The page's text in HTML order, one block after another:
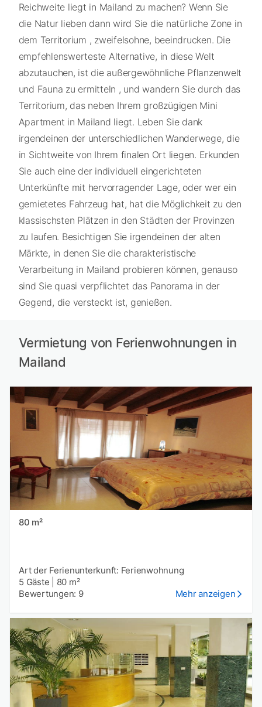
Reichweite liegt in Mailand zu machen? Wenn Sie
die Natur lieben dann wird Sie die natürliche Zone in
dem Territorium , zweifelsohne, beeindrucken. Die
empfehlenswerteste Alternative, in diese Welt
abzutauchen, ist die außergewöhnliche Pflanzenwelt
und Fauna zu ermitteln , und wandern Sie durch das
Territorium, das neben Ihrem großzügigen Mini
Apartment in Mailand liegt. Leben Sie dank
irgendeinen der unterschiedlichen Wanderwege, die
in Sichtweite von Ihrem finalen Ort liegen. Erkunden
Sie auch eine der individuell eingerichteten
Unterkünfte mit hervorragender Lage, oder wer ein
gemietetes Fahrzeug hat, hat die Möglichkeit zu den
klassischsten Plätzen in den Städten der Provinzen
zu laufen. Besichtigen Sie irgendeinen der alten
Märkte, in denen Sie die charakteristische
Verarbeitung in Mailand probieren können, genauso
sind Sie quasi verpflichtet das Panorama in der
Gegend, die versteckt ist, genießen.
Vermietung von Ferienwohnungen in
Mailand
80 m²
Art der Ferienunterkunft: Ferienwohnung
5 Gäste
80 m²
Bewertungen: 9
Mehr anzeigen